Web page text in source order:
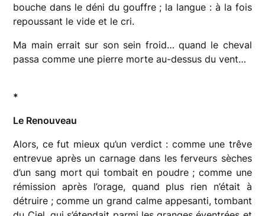
bouche dans le déni du gouffre ; la langue : à la fois
repoussant le vide et le cri.
Ma main errait sur son sein froid… quand le cheval
passa comme une pierre morte au-dessus du vent…
*
Le Renouveau
Alors, ce fut mieux qu’un verdict : comme une trêve
entrevue après un carnage dans les ferveurs sèches
d’un sang mort qui tombait en poudre ; comme une
rémission après l’orage, quand plus rien n’était à
détruire ; comme un grand calme appesanti, tombant